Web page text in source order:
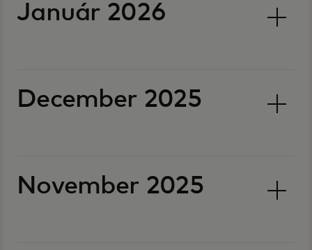
Január 2026
December 2025
November 2025